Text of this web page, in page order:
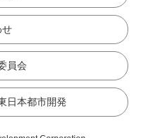
せ
員会
日本都市開発